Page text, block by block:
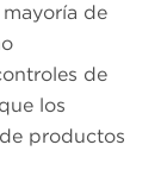
de
de
los
productos